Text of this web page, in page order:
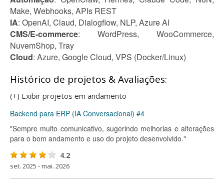
Make, Webhooks, APIs REST
IA: OpenAI, Claud, Dialogflow, NLP, Azure AI
CMS/E-commerce: WordPress, WooCommerce,
NuvemShop, Tray
Cloud: Azure, Google Cloud, VPS (Docker/Linux)
Histórico de projetos & Avaliações:
(+) Exibir projetos em andamento
Backend para ERP (IA Conversacional) #4
"Sempre muito comunicativo, sugerindo melhorias e alterações
para o bom andamento e uso do projeto desenvolvido."
4.2
set. 2025 - mai. 2026